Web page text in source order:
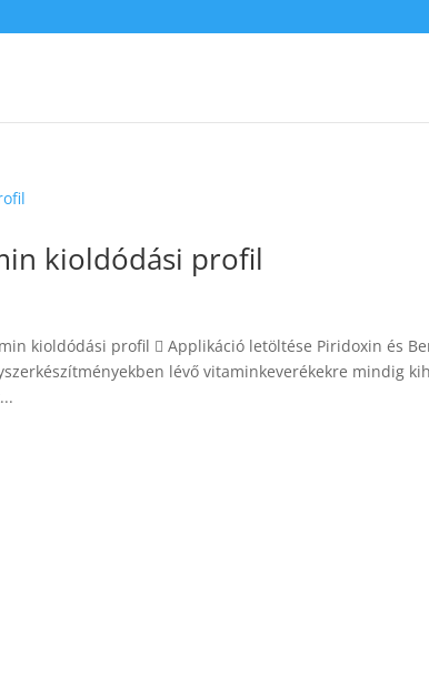
kioldódási profil
kioldódási profil  Applikáció letöltése Piridoxin és
lévő vitaminkeverékekre mindig